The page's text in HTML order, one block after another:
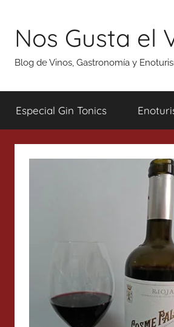
contenido
Nos Gusta el
Blog de Vinos, Gastronomía y
Especial Gin Tonics